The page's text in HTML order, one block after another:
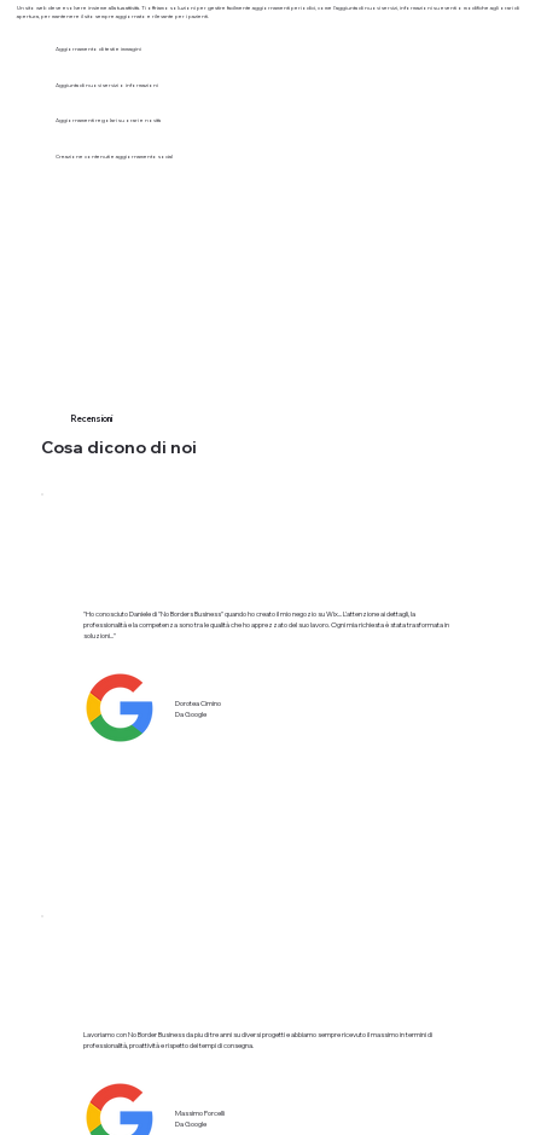
Un sito web deve evolvere insieme alla tua attività. Ti offriamo soluzioni per gestire facilmente aggiornamenti periodici, come l’aggiunta di nuovi servizi, informazioni su eventi o modifiche agli orari di
apertura, per mantenere il sito sempre aggiornato e rilevante per i pazienti.
Aggiornamento di testi e immagini
Aggiunta di nuovi servizi o informazioni
Aggiornamenti regolari su orari e novità
Creazione contenuti e aggiornamento social
"Ho conosciuto Daniele di "No Borders Business" quando ho creato il mio negozio su Wix... L'attenzione ai dettagli, la
professionalità e la competenza sono tra le qualità che ho apprezzato del suo lavoro. Ogni mia richiesta è stata trasformata in
soluzioni..."
Dorotea Cimino
Da Google
Lavoriamo con No Border Business da piu di tre anni su diversi progetti e abbiamo sempre ricevuto il massimo in termini di
professionalità, proattività e rispetto dei tempi di consegna.
Massimo Porcelli
Da Google
Recensioni
Cosa dicono di noi